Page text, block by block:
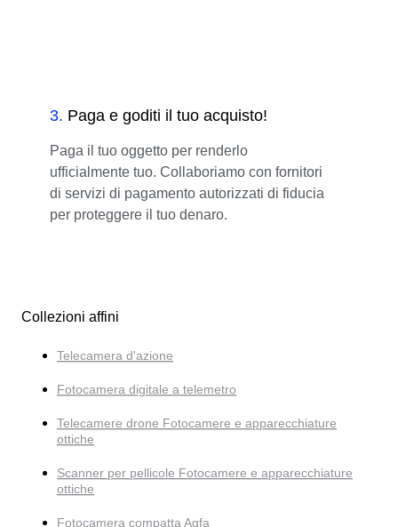
3. Paga e goditi il tuo acquisto!
Paga il tuo oggetto per renderlo
ufficialmente tuo. Collaboriamo con fornitori
di servizi di pagamento autorizzati di fiducia
per proteggere il tuo denaro.
Collezioni affini
Telecamera d'azione
Fotocamera digitale a telemetro
Telecamere drone Fotocamere e apparecchiature
ottiche
Scanner per pellicole Fotocamere e apparecchiature
ottiche
Fotocamera compatta Agfa